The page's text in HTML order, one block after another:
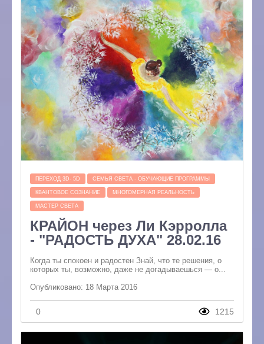
ПЕРЕХОД 3D- 5D СЕМЬЯ СВЕТА - ОБУЧАЮЩИЕ ПРОГРАММЫ
КВАНТОВОЕ СОЗНАНИЕ МНОГОМЕРНАЯ РЕАЛЬНОСТЬ
МАСТЕР СВЕТА
КРАЙОН через Ли Кэрролла
- "РАДОСТЬ ДУХА" 28.02.16
Когда ты спокоен и радостен Знай, что те решения, о
которых ты, возможно, даже не догадываешься — о...
Опубликовано: 18 Марта 2016
0 1215